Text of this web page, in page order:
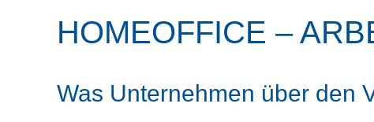
HOMEOFFICE –
Was Unternehmen über den